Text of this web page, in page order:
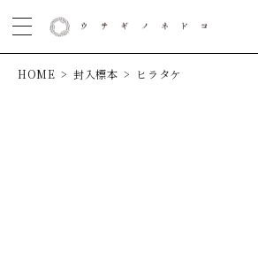
HOME 封入標本 ヒラタケ